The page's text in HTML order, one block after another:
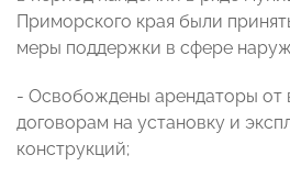
Приморского края были
меры поддержки в сфере
- Освобождены арендаторы от
договорам на установку и
конструкций;